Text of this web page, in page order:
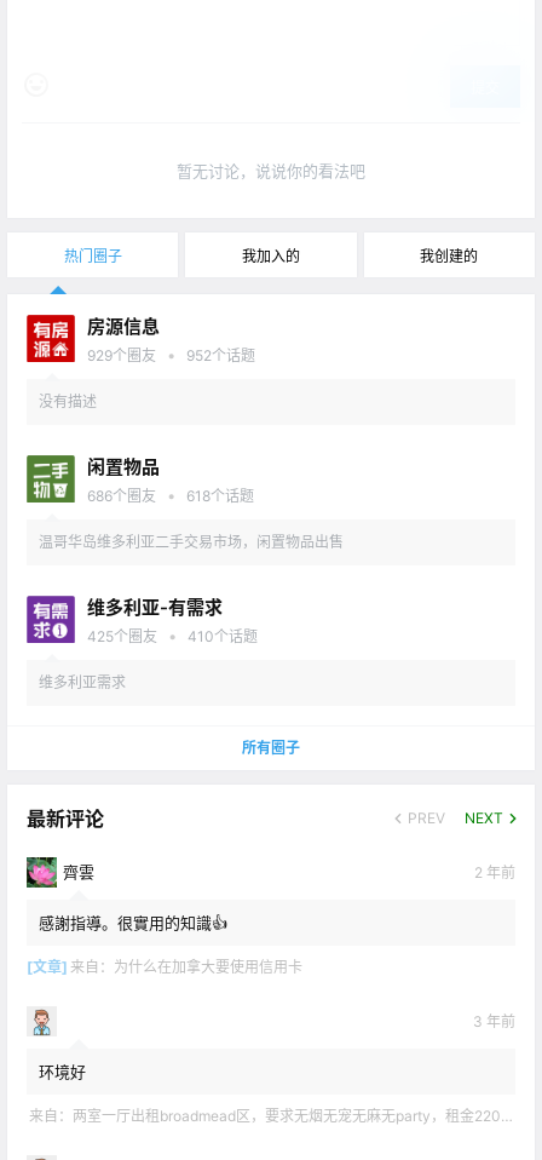
暂无讨论，说说你的看法吧
热门圈子 我加入的 我创建的
房源信息
929个圈友 • 952个话题
没有描述
闲置物品
686个圈友 • 618个话题
温哥华岛维多利亚二手交易市场，闲置物品出售
维多利亚-有需求
425个圈友 • 410个话题
维多利亚需求
所有圈子
最新评论 PREV NEXT
齊雲 2 年前
感謝指導。很實用的知識👍
[文章] 来自： 为什么在加拿大要使用信用卡
3 年前
环境好
来自： 两室一厅出租broadmead区，要求无烟无宠无麻无party，租金2200不包水电有意短信联系2508858496